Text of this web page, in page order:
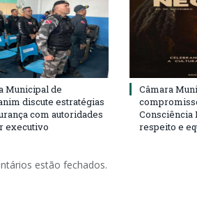
Municipal de
discute estratégias
com autoridades
executivo
Câmara
Consciência
respeito e
estão fechados.